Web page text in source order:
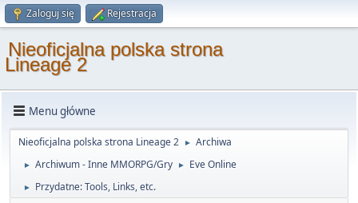
Zaloguj się Rejestracja
Nieoficjalna polska strona
Lineage 2
Menu główne
Nieoficjalna polska strona Lineage 2 ► Archiwa
► Archiwum - Inne MMORPG/Gry ► Eve Online
► Przydatne: Tools, Links, etc.